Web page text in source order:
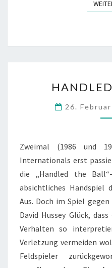
26.
Zweimal (1986 und
Internationals erst
die „Handled the
absichtliches Handspiel
Aus. Doch im Spiel
David Hussey Glück,
Verhalten so
Verletzung vermeiden
Feldspieler